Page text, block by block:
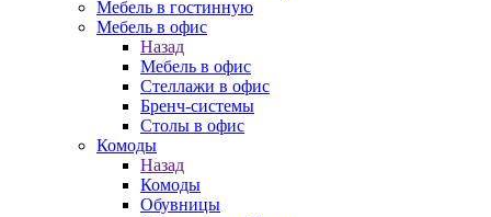
Мебель в гостинную
Мебель в офис
Назад
Мебель в офис
Стеллажи в офис
Бренч-системы
Столы в офис
Комоды
Назад
Комоды
Обувницы